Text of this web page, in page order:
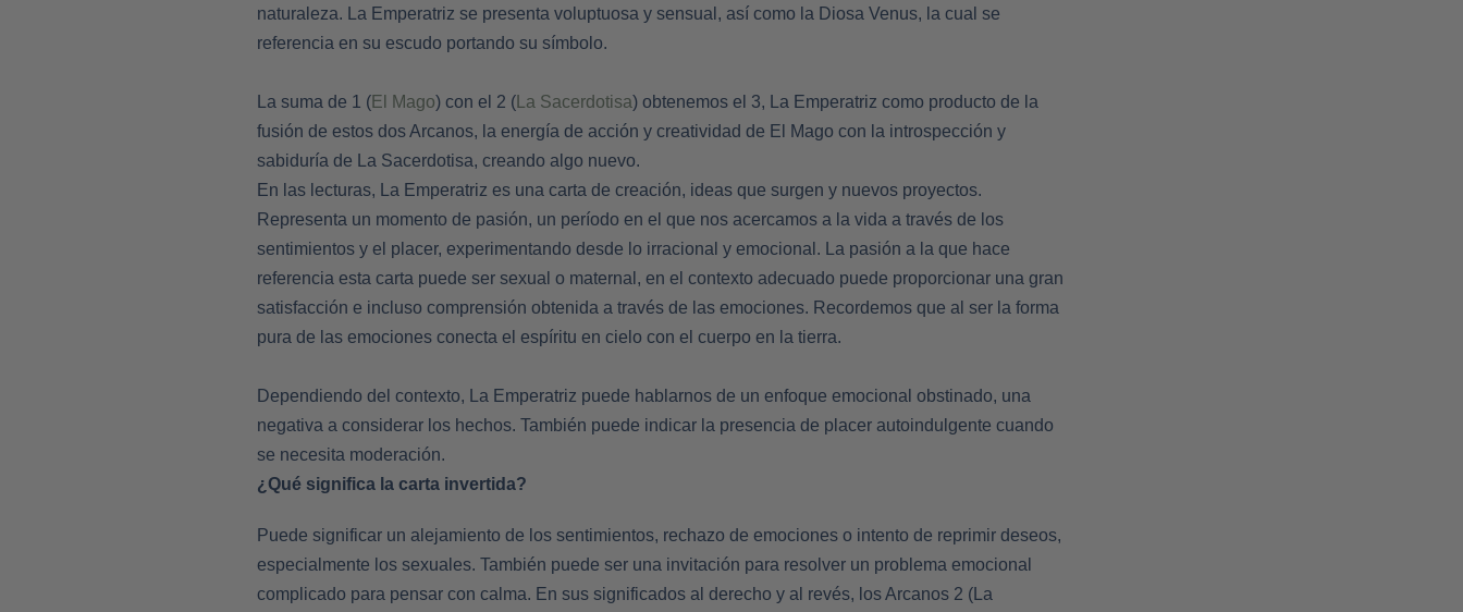
naturaleza. La Emperatriz se presenta voluptuosa y sensual, así como la Diosa Venus, la cual se
referencia en su escudo portando su símbolo.
La suma de 1 (El Mago) con el 2 ( La Sacerdotisa) obtenemos el 3, La Emperatriz como producto de la
fusión de estos dos Arcanos, la energía de acción y creatividad de El Mago con la introspección y
sabiduría de La Sacerdotisa, creando algo nuevo.
En las lecturas, La Emperatriz es una carta de creación, ideas que surgen y nuevos proyectos.
Representa un momento de pasión, un período en el que nos acercamos a la vida a través de los
sentimientos y el placer, experimentando desde lo irracional y emocional. La pasión a la que hace
referencia esta carta puede ser sexual o maternal, en el contexto adecuado puede proporcionar una gran
satisfacción e incluso comprensión obtenida a través de las emociones. Recordemos que al ser la forma
pura de las emociones conecta el espíritu en cielo con el cuerpo en la tierra.
Dependiendo del contexto, La Emperatriz puede hablarnos de un enfoque emocional obstinado, una
negativa a considerar los hechos. También puede indicar la presencia de placer autoindulgente cuando
se necesita moderación.
¿Qué significa la carta invertida?
Puede significar un alejamiento de los sentimientos, rechazo de emociones o intento de reprimir deseos,
especialmente los sexuales. También puede ser una invitación para resolver un problema emocional
complicado para pensar con calma. En sus significados al derecho y al revés, los Arcanos 2 (La